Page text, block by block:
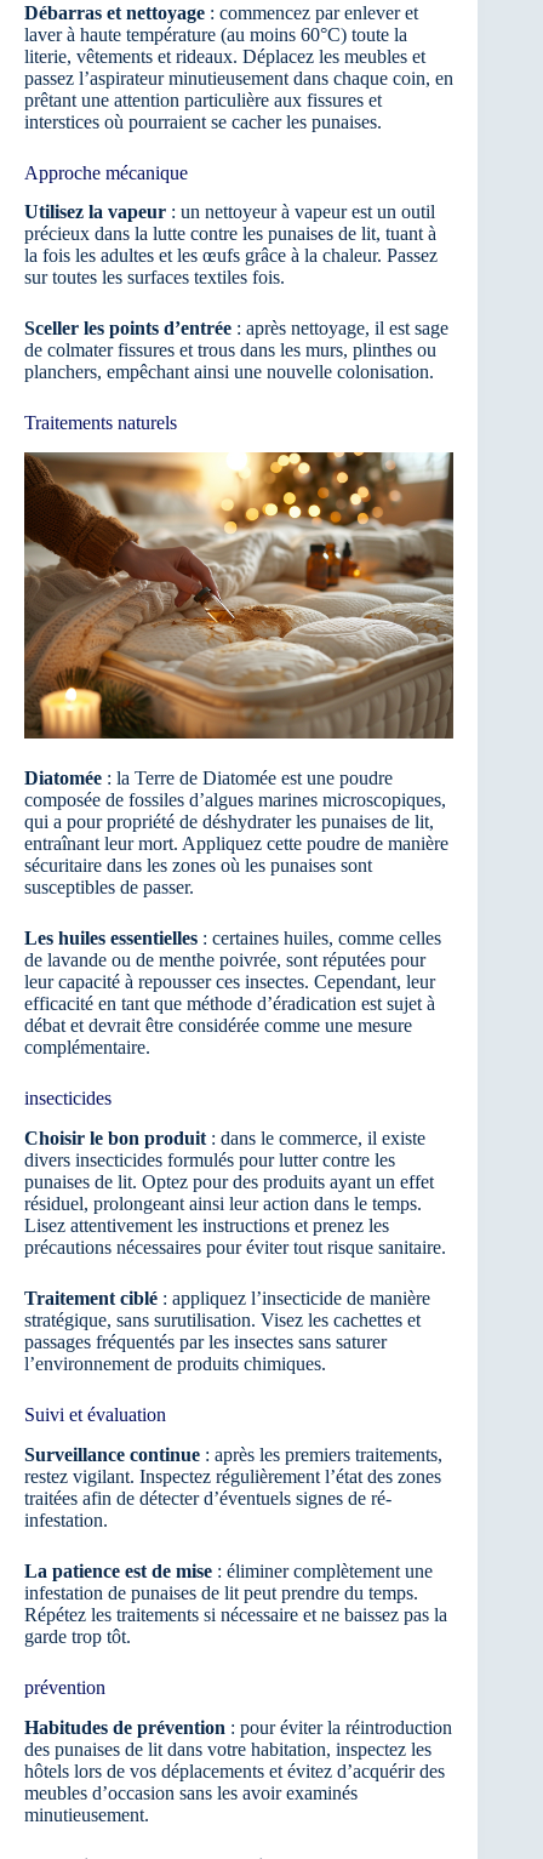
Débarras et nettoyage : commencez par enlever et
laver à haute température (au moins 60°C) toute la
literie, vêtements et rideaux. Déplacez les meubles et
passez l’aspirateur minutieusement dans chaque coin, en
prêtant une attention particulière aux fissures et
interstices où pourraient se cacher les punaises.
Approche mécanique
Utilisez la vapeur : un nettoyeur à vapeur est un outil
précieux dans la lutte contre les punaises de lit, tuant à
la fois les adultes et les œufs grâce à la chaleur. Passez
sur toutes les surfaces textiles fois.
Sceller les points d’entrée : après nettoyage, il est sage
de colmater fissures et trous dans les murs, plinthes ou
planchers, empêchant ainsi une nouvelle colonisation.
Traitements naturels
Diatomée : la Terre de Diatomée est une poudre
composée de fossiles d’algues marines microscopiques,
qui a pour propriété de déshydrater les punaises de lit,
entraînant leur mort. Appliquez cette poudre de manière
sécuritaire dans les zones où les punaises sont
susceptibles de passer.
Les huiles essentielles : certaines huiles, comme celles
de lavande ou de menthe poivrée, sont réputées pour
leur capacité à repousser ces insectes. Cependant, leur
efficacité en tant que méthode d’éradication est sujet à
débat et devrait être considérée comme une mesure
complémentaire.
insecticides
Choisir le bon produit : dans le commerce, il existe
divers insecticides formulés pour lutter contre les
punaises de lit. Optez pour des produits ayant un effet
résiduel, prolongeant ainsi leur action dans le temps.
Lisez attentivement les instructions et prenez les
précautions nécessaires pour éviter tout risque sanitaire.
Traitement ciblé : appliquez l’insecticide de manière
stratégique, sans surutilisation. Visez les cachettes et
passages fréquentés par les insectes sans saturer
l’environnement de produits chimiques.
Suivi et évaluation
Surveillance continue : après les premiers traitements,
restez vigilant. Inspectez régulièrement l’état des zones
traitées afin de détecter d’éventuels signes de ré-
infestation.
La patience est de mise : éliminer complètement une
infestation de punaises de lit peut prendre du temps.
Répétez les traitements si nécessaire et ne baissez pas la
garde trop tôt.
prévention
Habitudes de prévention : pour éviter la réintroduction
des punaises de lit dans votre habitation, inspectez les
hôtels lors de vos déplacements et évitez d’acquérir des
meubles d’occasion sans les avoir examinés
minutieusement.